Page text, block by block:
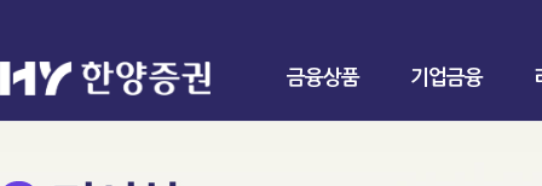
금융상품 기업금융